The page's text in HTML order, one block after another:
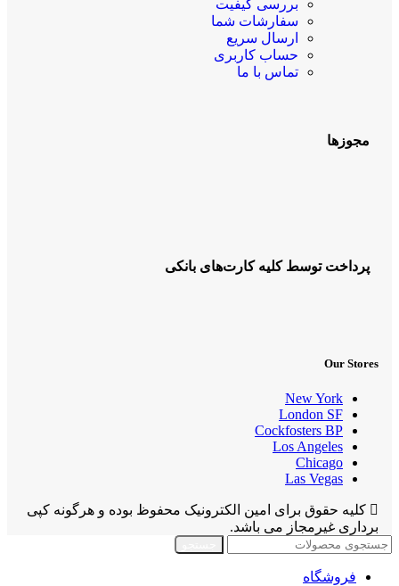
بررسی کیفیت
سفارشات شما
ارسال سریع
حساب کاربری
تماس با ما
مجوزها
پرداخت توسط کلیه کارت‌های بانکی
Our Stores
New York
London SF
Cockfosters BP
Los Angeles
Chicago
Las Vegas
کلیه حقوق برای امین الکترونیک محفوظ بوده و هرگونه کپی
برداری غیرمجاز می باشد.
فروشگاه